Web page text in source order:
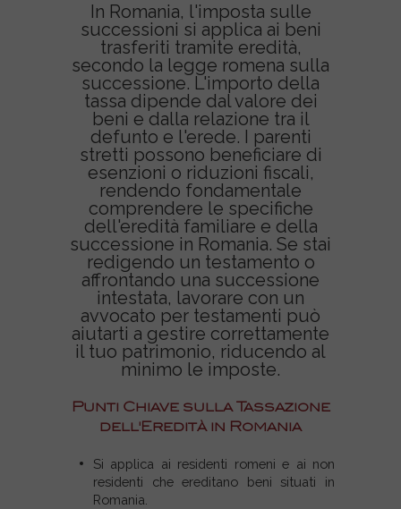
In Romania, l'imposta sulle
successioni si applica ai beni
trasferiti tramite eredità,
secondo la legge romena sulla
successione. L'importo della
tassa dipende dal valore dei
beni e dalla relazione tra il
defunto e l'erede. I parenti
stretti possono beneficiare di
esenzioni o riduzioni fiscali,
rendendo fondamentale
comprendere le specifiche
dell'eredità familiare e della
successione in Romania. Se stai
redigendo un testamento o
affrontando una successione
intestata, lavorare con un
avvocato per testamenti può
aiutarti a gestire correttamente
il tuo patrimonio, riducendo al
minimo le imposte.
Punti Chiave sulla Tassazione
dell'Eredità in Romania
Si applica ai residenti romeni e ai non
residenti che ereditano beni situati in
Romania.